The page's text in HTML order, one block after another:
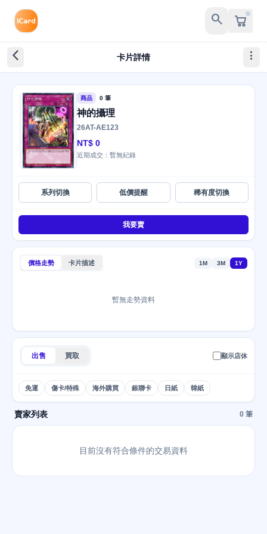
search
arrow_back_ios_new 卡片詳情 more_vert
商品 0 筆
神的攝理
26AT-AE123
NT$ 0
近期成交：暫無紀錄
系列切換 低價提醒 稀有度切換
我要賣
價格走勢 卡片描述 1M 3M 1Y
暫無走勢資料
出售 買取 顯示店休
免運 傷卡/特殊 海外購買 銀聯卡 日紙 韓紙
賣家列表 0 筆
目前沒有符合條件的交易資料